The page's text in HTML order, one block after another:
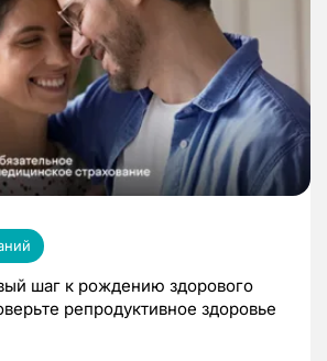
шаг к рождению здорового
репродуктивное здоровье